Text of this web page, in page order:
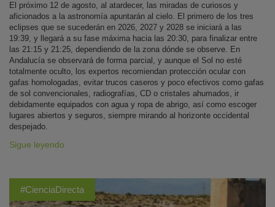
El próximo 12 de agosto, al atardecer, las miradas de curiosos y
aficionados a la astronomía apuntarán al cielo. El primero de los tres
eclipses que se sucederán en 2026, 2027 y 2028 se iniciará a las
19:39, y llegará a su fase máxima hacia las 20:30, para finalizar entre
las 21:15 y 21:25, dependiendo de la zona dónde se observe. En
Andalucía se observará de forma parcial, y aunque el Sol no esté
totalmente oculto, los expertos recomiendan protección ocular con
gafas homologadas, evitar trucos caseros y poco efectivos como gafas
de sol convencionales, radiografías, CD o cristales ahumados, ir
debidamente equipados con agua y ropa de abrigo, así como escoger
lugares abiertos y seguros, siempre mirando al horizonte occidental
despejado.
Sigue leyendo
#CienciaDirecta